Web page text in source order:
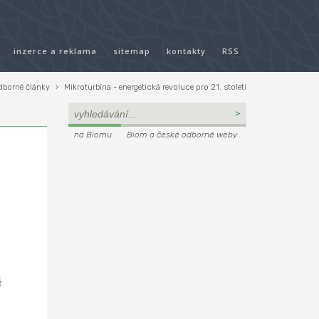
inzerce a reklama sitemap kontakty RSS
články › Mikroturbína - energetická revoluce pro 21. století
na Biomu Biom a české odborné weby